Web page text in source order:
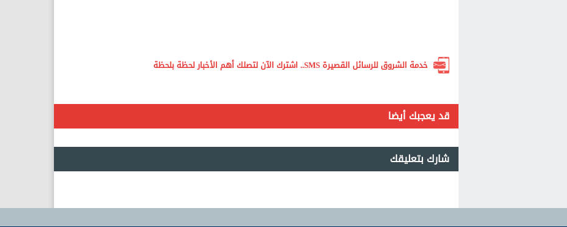
خدمة الشروق للرسائل القصيرة SMS.. اشترك الآن لتصلك أهم الأخبار لحظة بلحظة
قد يعجبك أيضا
شارك بتعليقك